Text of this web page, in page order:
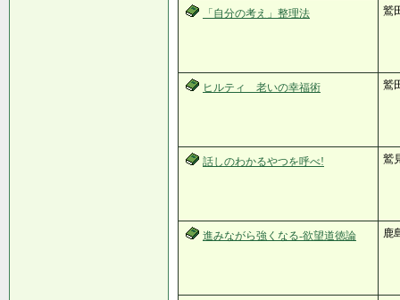
「自分の考え」整理法 鷲
ヒルティ 老いの幸福術 鷲
話しのわかるやつを呼べ! 鷲
進みながら強くなる-欲望道徳論 鹿